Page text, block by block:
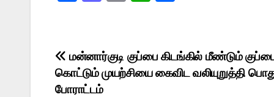
e
b
o
o
d
o
s
A
e
Post
navigation
மன்னார்குடி குப்பை கிடங்கில் மீண்டும்
கொட்டும் முயற்சியை கைவிட வலியுறுத்தி
போராட்டம்